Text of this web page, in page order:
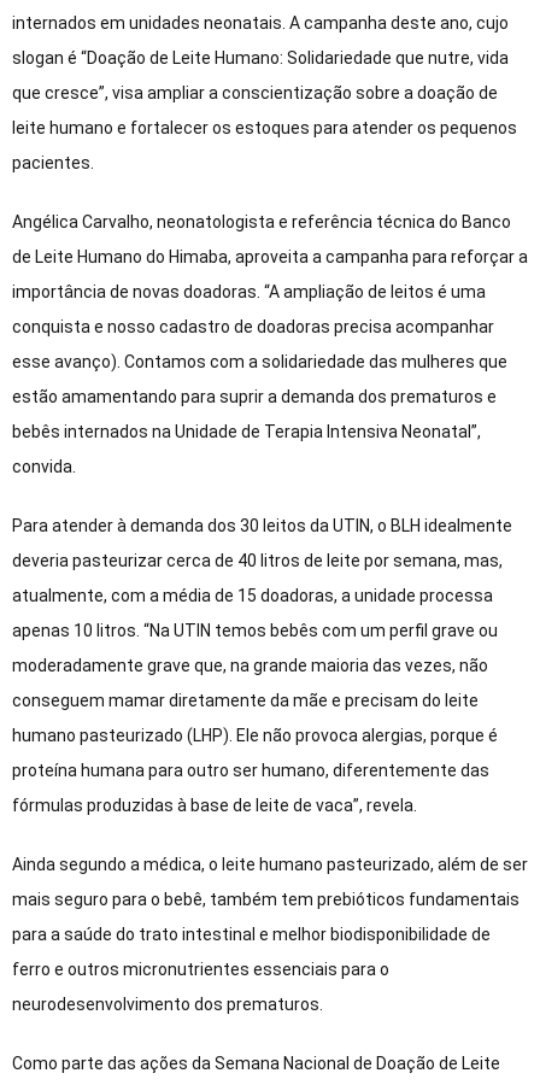
internados em unidades neonatais. A campanha deste ano, cujo
slogan é “Doação de Leite Humano: Solidariedade que nutre, vida
que cresce”, visa ampliar a conscientização sobre a doação de
leite humano e fortalecer os estoques para atender os pequenos
pacientes.
Angélica Carvalho, neonatologista e referência técnica do Banco
de Leite Humano do Himaba, aproveita a campanha para reforçar a
importância de novas doadoras. “A ampliação de leitos é uma
conquista e nosso cadastro de doadoras precisa acompanhar
esse avanço). Contamos com a solidariedade das mulheres que
estão amamentando para suprir a demanda dos prematuros e
bebês internados na Unidade de Terapia Intensiva Neonatal”,
convida.
Para atender à demanda dos 30 leitos da UTIN, o BLH idealmente
deveria pasteurizar cerca de 40 litros de leite por semana, mas,
atualmente, com a média de 15 doadoras, a unidade processa
apenas 10 litros. “Na UTIN temos bebês com um perfil grave ou
moderadamente grave que, na grande maioria das vezes, não
conseguem mamar diretamente da mãe e precisam do leite
humano pasteurizado (LHP). Ele não provoca alergias, porque é
proteína humana para outro ser humano, diferentemente das
fórmulas produzidas à base de leite de vaca”, revela.
Ainda segundo a médica, o leite humano pasteurizado, além de ser
mais seguro para o bebê, também tem prebióticos fundamentais
para a saúde do trato intestinal e melhor biodisponibilidade de
ferro e outros micronutrientes essenciais para o
neurodesenvolvimento dos prematuros.
Como parte das ações da Semana Nacional de Doação de Leite